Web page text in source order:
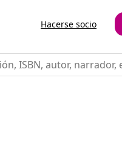
Hacerse socio